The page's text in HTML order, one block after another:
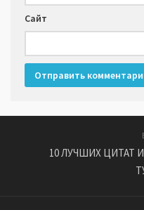
Сайт
10 ЛУЧШИХ ЦИТАТ